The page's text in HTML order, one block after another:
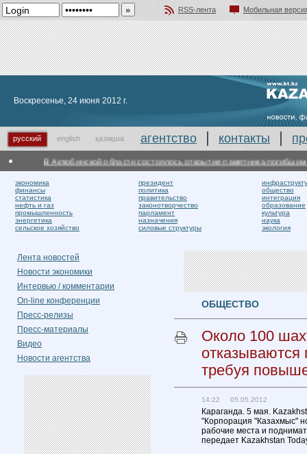
RSS-лента
Мобильная
Воскресенье, 24 июня 2012 г.
русский english қазақша агентство контакты
В Актюбинской области состоялось открытие памятника погибшим
экономика
финансы
статистика
нефть и газ
промышленность
энергетика
сельское хозяйство
президент
политика
правительство
законотворчество
парламент
назначения
силовые структуры
общество
интеграция
образование
культура
наука
экология
Лента новостей
Новости экономики
Интервью / комментарии
On-line конференции
Пресс-релизы
Пресс-материалы
Видео
Новости агентства
ОБЩЕСТВО
Около 100
отказываются
требуя
14:22 05.05.2012
Караганда. 5 мая.
"Корпорация "Казахмыс"
рабочие места и
передает Kazakhstan